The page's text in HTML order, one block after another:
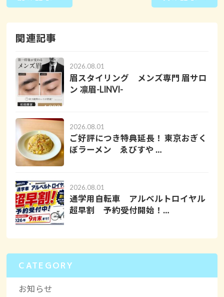
関連記事
2026.08.01
眉スタイリング メンズ専門 眉サロ
ン 凛眉-LINVI-
2026.08.01
ご好評につき特典延長！ 東京おぎく
ぼラーメン ゑびすや …
2026.08.01
通学用自転車 アルベルトロイヤル
超早割 予約受付開始！…
CATEGORY
お知らせ